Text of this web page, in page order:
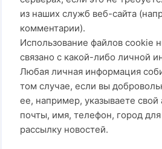
из наших служб веб-сайта
комментарии).
Использование файлов cookie
связано с какой-либо личной
Любая личная информация
том случае, если вы
ее, например, указываете
почты, имя, телефон, город
рассылку новостей.